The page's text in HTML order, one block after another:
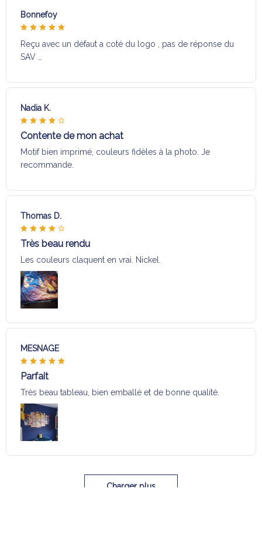
Bonnefoy
Reçu avec un défaut a coté du logo , pas de réponse du
SAV …
Nadia K.
Contente de mon achat
Motif bien imprimé, couleurs fidèles à la photo. Je
recommande.
Thomas D.
Très beau rendu
Les couleurs claquent en vrai. Nickel.
MESNAGE
Parfait
Très beau tableau, bien emballé et de bonne qualité.
Charger plus